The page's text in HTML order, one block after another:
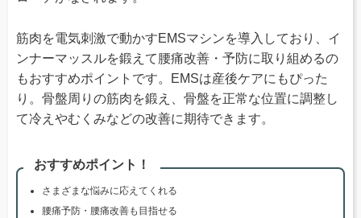
筋肉を電気刺激で動かすEMSマシンを導入しており、イ
ンナーマッスルを鍛えて腰痛改善・予防に取り組めるの
もおすすめポイントです。EMSは産後ケアにもぴった
り。骨盤周りの筋肉を鍛え、骨盤を正常な位置に調整し
て冷えやむくみなどの改善に期待できます。
おすすめポイント！
さまざまな悩みに応えてくれる
腰痛予防・腰痛改善も目指せる